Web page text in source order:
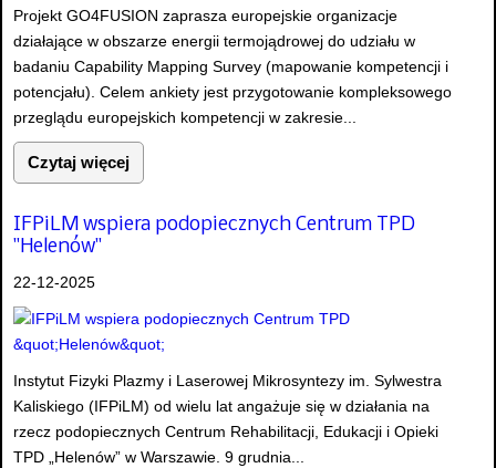
Projekt GO4FUSION zaprasza europejskie organizacje
działające w obszarze energii termojądrowej do udziału w
badaniu Capability Mapping Survey (mapowanie kompetencji i
potencjału). Celem ankiety jest przygotowanie kompleksowego
przeglądu europejskich kompetencji w zakresie...
Czytaj więcej
IFPiLM wspiera podopiecznych Centrum TPD
"Helenów"
22-12-2025
Instytut Fizyki Plazmy i Laserowej Mikrosyntezy im. Sylwestra
Kaliskiego (IFPiLM) od wielu lat angażuje się w działania na
rzecz podopiecznych Centrum Rehabilitacji, Edukacji i Opieki
TPD „Helenów” w Warszawie. 9 grudnia...